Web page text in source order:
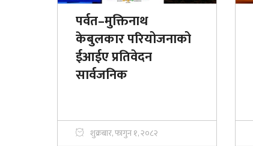
पर्वत–मुक्तिनाथ
केबुलकार परियोजनाको
ईआईए प्रतिवेदन
सार्वजनिक
शुक्रबार, फागुन १, २०८२